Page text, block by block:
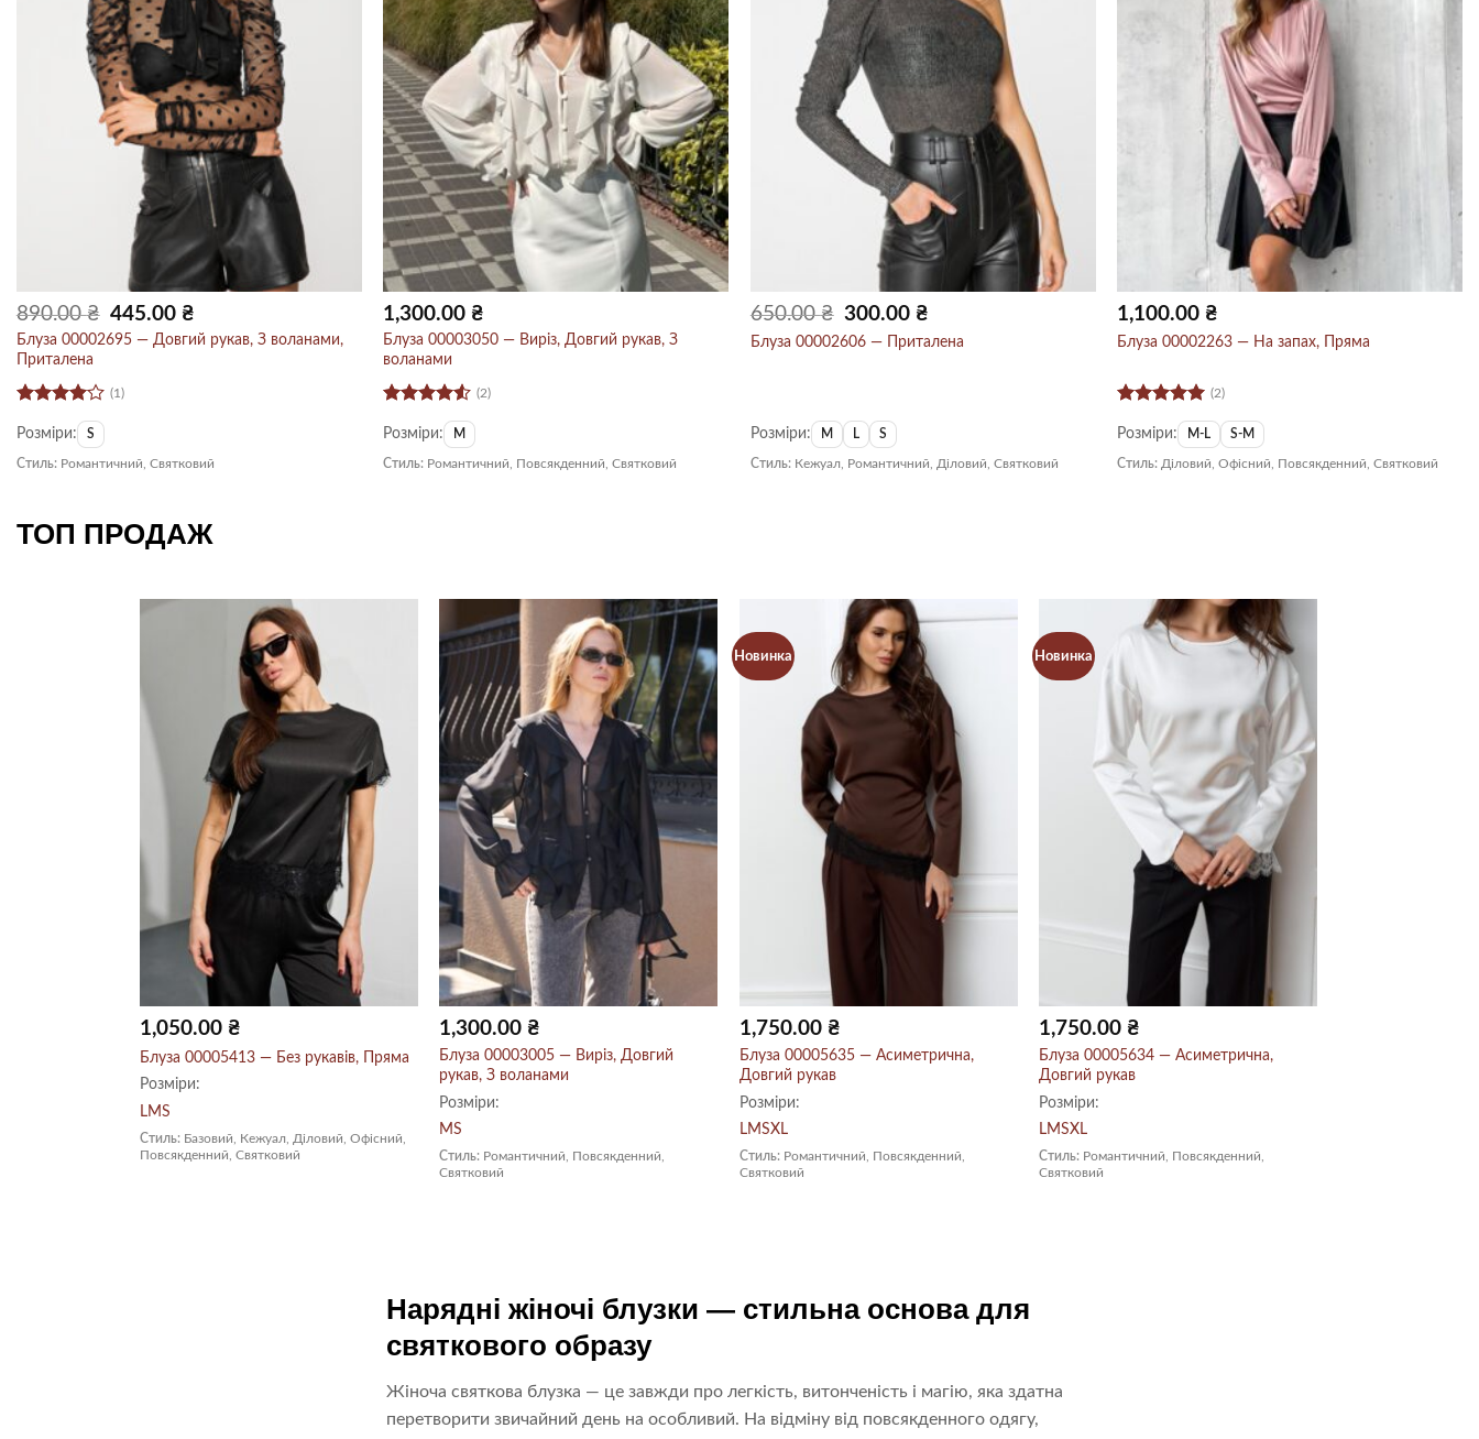
890.00₴
Оригінальна
ціна:
890.00 ₴.
445.00 ₴
445.00 ₴.
Блуза 00002695 — Довгий рукав, З воланами,
Приталена
в4з 5
(1)
Розміри: S
Стиль: Романтичний, Святковий
1,300.00 ₴
Блуза 00003050 — Виріз, Довгий рукав, З
воланами
в4.5з 5
(2)
Розміри: M
Стиль: Романтичний, Повсякденний, Святковий
650.00₴
Оригінальна
ціна:
650.00 ₴.
300.00 ₴
300.00 ₴.
Блуза 00002606 — Приталена
Розміри: M L S
Стиль: Кежуал, Романтичний, Діловий, Святковий
1,100.00 ₴
Блуза 00002263 — На запах, Пряма
Оцінено в
5з 5
(2)
Розміри: M-L S-M
Стиль: Діловий, Офісний, Повсякденний, Святковий
ТОП ПРОДАЖ
1,050.00 ₴
Блуза 00005413 — Без рукавів, Пряма
Розміри:
LMS
Стиль: Базовий, Кежуал, Діловий, Офісний,
Повсякденний, Святковий
1,300.00 ₴
Блуза 00003005 — Виріз, Довгий
рукав, З воланами
Розміри:
MS
Стиль: Романтичний, Повсякденний,
Святковий
Новинка
1,750.00 ₴
Блуза 00005635 — Асиметрична,
Довгий рукав
Розміри:
LMSXL
Стиль: Романтичний, Повсякденний,
Святковий
Новинка
1,750.00 ₴
Блуза 00005634 — Асиметрична,
Довгий рукав
Розміри:
LMSXL
Стиль: Романтичний, Повсякденний,
Святковий
Нарядні жіночі блузки — стильна основа для
святкового образу
Жіноча святкова блузка — це завжди про легкість, витонченість і магію, яка здатна
перетворити звичайний день на особливий. На відміну від повсякденного одягу,